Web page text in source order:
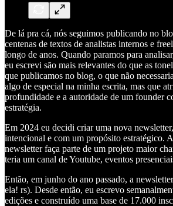
De lá pra cá, nós seguimos publicando no
centenas de textos de analistas internos e
longo de anos. Quando paramos para
eu escrevi são mais relevantes do que as
que publicamos no blog, o que não
algo de especial na minha escrita, mas que
profundidade e a autoridade de um founder
estratégia.
Em 2024 eu decidi criar uma nova
intencional e com um propósito estratégico.
newsletter faça parte de um projeto maior
teria um canal de Youtube, eventos
Então, em junho do ano passado, a
ela! rs). Desde então, eu escrevo
edições e construído uma base de 17.000